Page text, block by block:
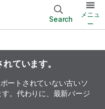
Search
メニュ
ー
ています。
ートされていない古いソ
。代わりに、最新バージ